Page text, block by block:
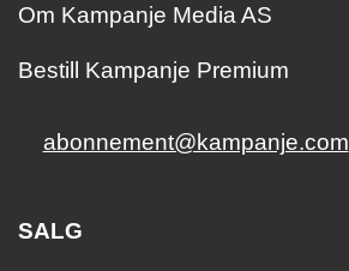
Om Kampanje Media AS
Bestill Kampanje Premium
abonnement@kampanje.com
SALG